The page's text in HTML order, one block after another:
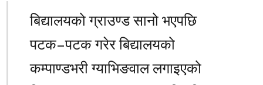
बिद्यालयको ग्राउण्ड सानो भएपछि
पटक–पटक गरेर बिद्यालयको
कम्पाण्डभरी ग्याभिङवाल लगाइएको